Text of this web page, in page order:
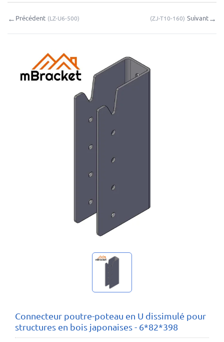
Téléchargements
Mes demandes
← Précédent (LZ-U6-500) (ZJ-T10-160) Suivant→
Connecteur poutre-poteau en U dissimulé pour
structures en bois japonaises - 6*82*398